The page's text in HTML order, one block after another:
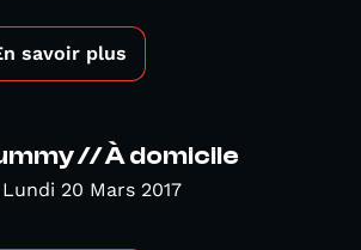
savoir plus
// À domicile
Lundi 20 Mars 2017